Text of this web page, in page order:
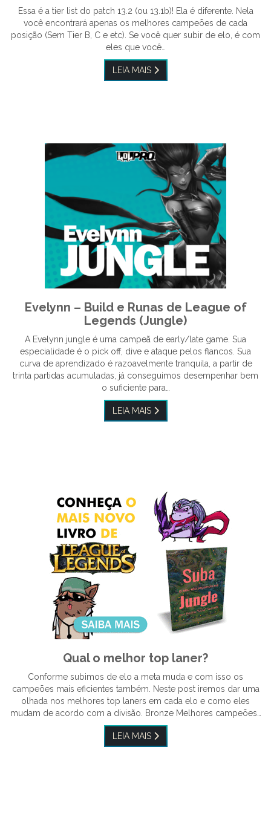
Essa é a tier list do patch 13.2 (ou 13.1b)! Ela é diferente. Nela
você encontrará apenas os melhores campeões de cada
posição (Sem Tier B, C e etc). Se você quer subir de elo, é com
eles que você…
LEIA MAIS
Evelynn – Build e Runas de League of
Legends (Jungle)
A Evelynn jungle é uma campeã de early/late game. Sua
especialidade é o pick off, dive e ataque pelos flancos. Sua
curva de aprendizado é razoavelmente tranquila, a partir de
trinta partidas acumuladas, já conseguimos desempenhar bem
o suficiente para…
LEIA MAIS
Qual o melhor top laner?
Conforme subimos de elo a meta muda e com isso os
campeões mais eficientes também. Neste post iremos dar uma
olhada nos melhores top laners em cada elo e como eles
mudam de acordo com a divisão. Bronze Melhores campeões…
LEIA MAIS